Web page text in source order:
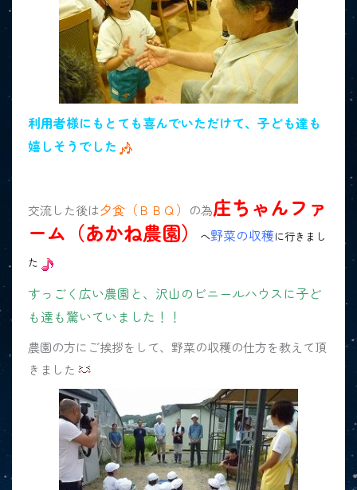
利用者様にもとても喜んでいただけて、子ども達も
嬉しそうでした
交流した後は夕食（ＢＢＱ） の為庄ちゃんファ
ーム（あかね農園）
へ野菜の収穫に行きまし
た
すっごく広い農園と、沢山のビニールハウスに子ど
も達も驚いていました！！
農園の方にご挨拶をして、野菜の収穫の仕方を教えて頂
きました